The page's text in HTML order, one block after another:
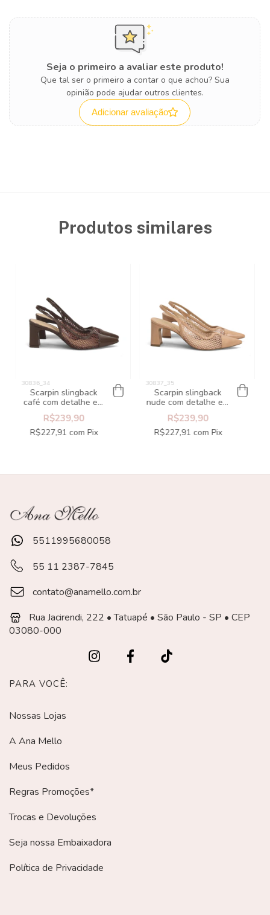
Seja o primeiro a avaliar este produto!
Que tal ser o primeiro a contar o que achou? Sua
opinião pode ajudar outros clientes.
Adicionar avaliação
Produtos similares
Scarpin slingback
café com detalhe em
crochê
R$239,90
R$227,91 com Pix
Scarpin slingback
nude com detalhe em
crochê
R$239,90
R$227,91 com Pix
5511995680058
55 11 2387-7845
contato@anamello.com.br
Rua Jacirendi, 222 • Tatuapé • São Paulo - SP • CEP
03080-000
PARA VOCÊ:
Nossas Lojas
A Ana Mello
Meus Pedidos
Regras Promoções*
Trocas e Devoluções
Seja nossa Embaixadora
Política de Privacidade